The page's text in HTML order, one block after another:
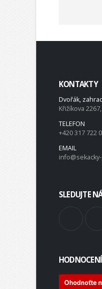
KONTAKTY
Dvořák,
Křižíkova
TELEFON
+420 317 722
EMAIL
SLEDUJTE